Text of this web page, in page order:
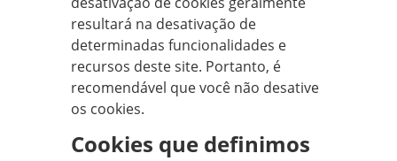
resultará na desativação de
determinadas funcionalidades e
recursos deste site. Portanto, é
recomendável que você não desative
os cookies.
Cookies que definimos